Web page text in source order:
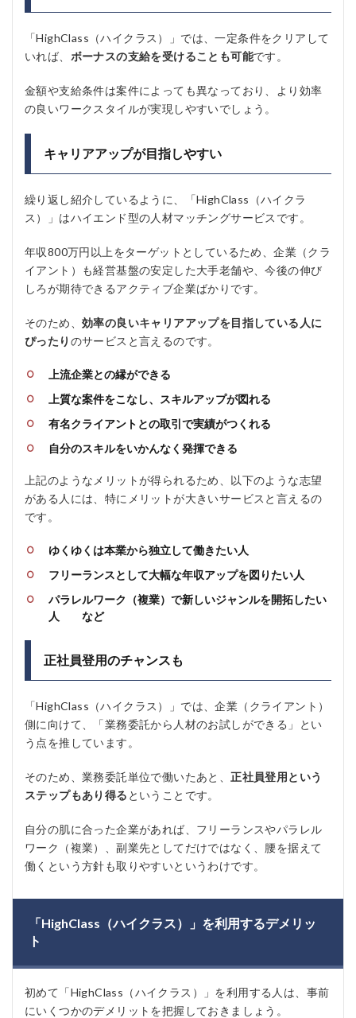
「HighClass（ハイクラス）」では、一定条件をクリアして
いれば、 ボーナスの支給を受けることも可能です。
金額や支給条件は案件によっても異なっており、より効率
の良いワークスタイルが実現しやすいでしょう。
キャリアアップが目指しやすい
繰り返し紹介しているように、「HighClass（ハイクラ
ス）」はハイエンド型の人材マッチングサービスです。
年収800万円以上をターゲットとしているため、企業（クラ
イアント）も経営基盤の安定した大手老舗や、今後の伸び
しろが期待できるアクティブ企業ばかりです。
そのため、 効率の良いキャリアアップを目指している人に
ぴったり のサービスと言えるのです。
上流企業との縁ができる
上質な案件をこなし、スキルアップが図れる
有名クライアントとの取引で実績がつくれる
自分のスキルをいかんなく発揮できる
上記のようなメリットが得られるため、以下のような志望
がある人には、特にメリットが大きいサービスと言えるの
です。
ゆくゆくは本業から独立して働きたい人
フリーランスとして大幅な年収アップを図りたい人
パラレルワーク（複業）で新しいジャンルを開拓したい
人 など
正社員登用のチャンスも
「HighClass（ハイクラス）」では、企業（クライアント）
側に向けて、「業務委託から人材のお試しができる」とい
う点を推しています。
そのため、業務委託単位で働いたあと、正社員登用という
ステップもあり得る ということです。
自分の肌に合った企業があれば、フリーランスやパラレル
ワーク（複業）、副業先としてだけではなく、腰を据えて
働くという方針も取りやすいというわけです。
「HighClass（ハイクラス）」を利用するデメリッ
ト
初めて「HighClass（ハイクラス）」を利用する人は、事前
にいくつかのデメリットを把握しておきましょう。